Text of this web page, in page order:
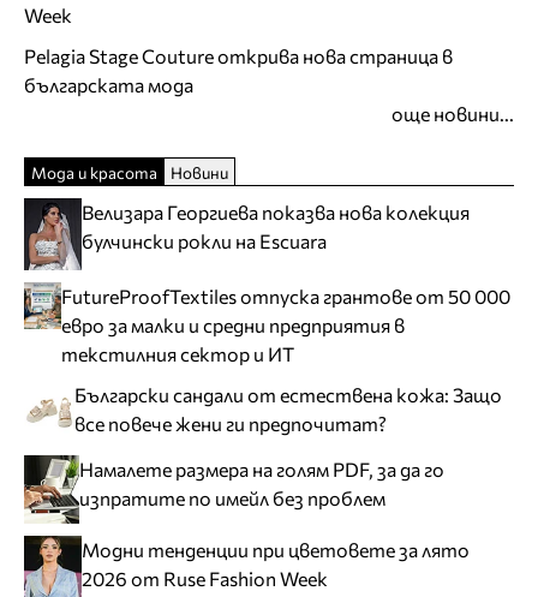
Week
Pelagia Stage Couture открива нова страница в
българската мода
още новини...
Мода и красота Новини
Велизара Георгиева показва нова колекция
булчински рокли на Escuara
FutureProofTextiles отпуска грантове от 50 000
евро за малки и средни предприятия в
текстилния сектор и ИТ
Български сандали от естествена кожа: Защо
все повече жени ги предпочитат?
Намалете размера на голям PDF, за да го
изпратите по имейл без проблем
Модни тенденции при цветовете за лято
2026 от Ruse Fashion Week